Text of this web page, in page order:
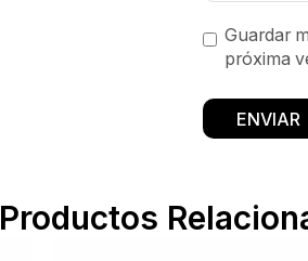
Guardar
próxima
Productos